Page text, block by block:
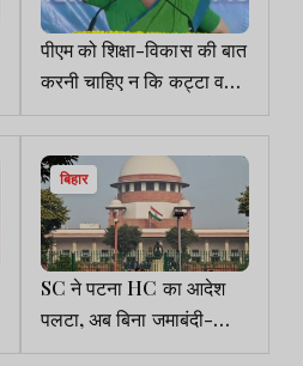
पीएम को शिक्षा-विकास की बात
करनी चाहिए न कि कट्टा व
अपहरण की : प्रियंका गांधी
बिहार
SC ने पटना HC का आदेश
पलटा, अब बिना जमाबंदी-
होल्डिंग के होगी जमीन की